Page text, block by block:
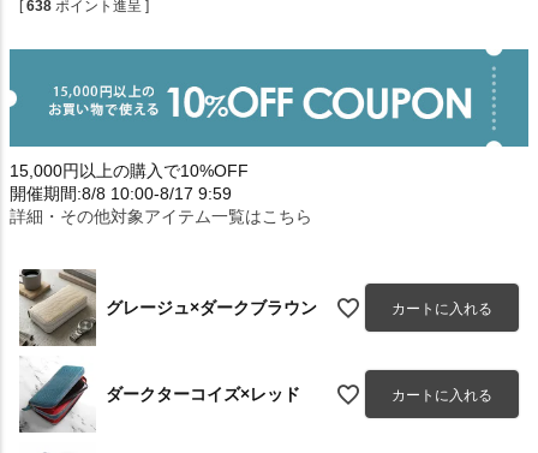
[ 638 ポイント進呈 ]
15,000円以上の購入で10%OFF
開催期間:8/8 10:00-8/17 9:59
詳細・その他対象アイテム一覧はこちら
グレージュ×ダークブラウン カートに入れる
ダークターコイズ×レッド カートに入れる